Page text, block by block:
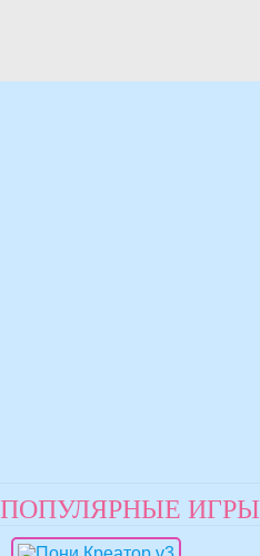
ПОПУЛЯРНЫЕ ИГРЫ